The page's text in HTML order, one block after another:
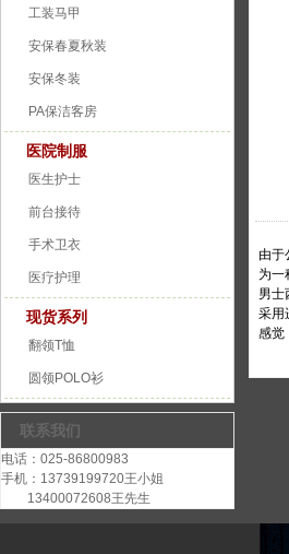
工装马甲
安保春夏秋装
安保冬装
PA保洁客房
医院制服
医生护士
前台接待
手术卫衣
医疗护理
现货系列
翻领T恤
圆领POLO衫
联系我们
电话：025-86800983
手机：13739199720王小姐
13400072608王先生
由于
为一
男士
采用
感觉